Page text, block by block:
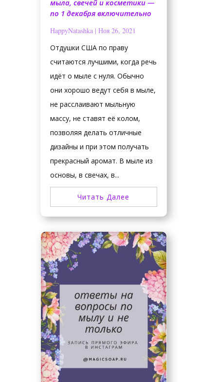
мыла, свечей и косметики —
по 1 декабря включительно
HappyNatashka| Ноя 26, 2021
Отдушки США по праву
считаются лучшими, когда речь
идёт о мыле с нуля. Обычно
они хорошо ведут себя в мыле,
не расслаивают мыльную
массу, не ставят её колом,
позволяя делать отличные
дизайны и при этом получать
прекрасный аромат. В мыле из
основы, в свечах, в...
Читать Далее